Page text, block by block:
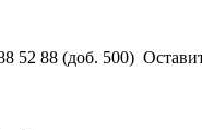
52 88 (доб. 500)